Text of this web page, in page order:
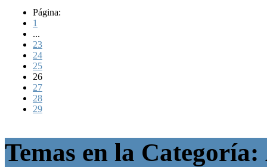
Página:
1
...
23
24
25
26
27
28
29
Temas en la